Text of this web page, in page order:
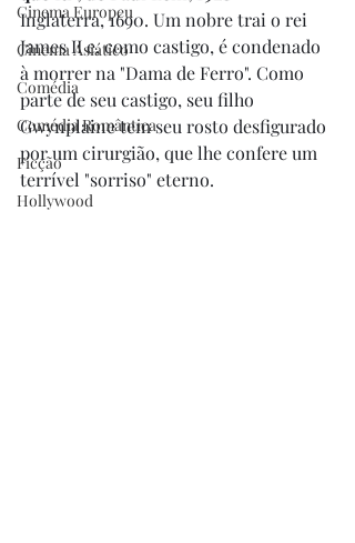
Cinema Europeu
Cinema Asiático
Comédia
Comédia Romântica
Ficção
Hollywood
Inglaterra, 1690. Um nobre trai o rei
James II e, como castigo, é condenado
à morrer na "Dama de Ferro". Como
parte de seu castigo, seu filho
Gwynplaine tem seu rosto desfigurado
por um cirurgião, que lhe confere um
terrível "sorriso" eterno.